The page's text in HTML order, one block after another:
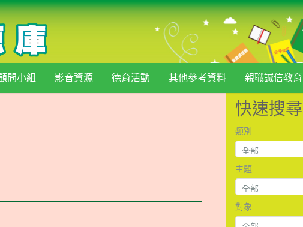
問小組 影音資源 德育活動 其他參考資料 親職誠信教育
快速搜尋
類別
主題
對象